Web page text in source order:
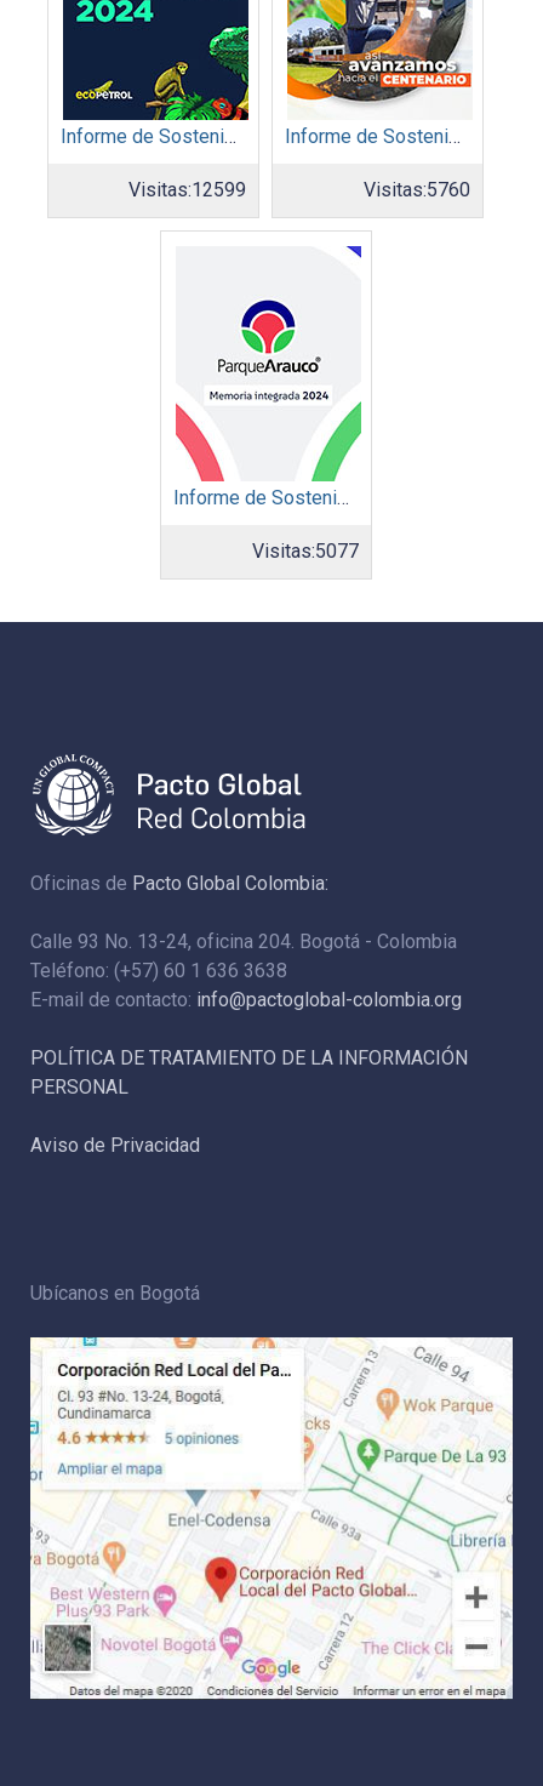
Informe de Sostenibilidad 2024: Ecopetrol S.A.
Visitas:12599
Informe de Sostenibilidad 2024: Acerias Paz del Río S.A.
Visitas:5760
Informe de Sostenibilidad 2024: Parque Arauco
Visitas:5077
Oficinas de Pacto Global Colombia:
Calle 93 No. 13-24, oficina 204. Bogotá - Colombia
Teléfono: (+57) 60 1 636 3638
E-mail de contacto: info@pactoglobal-colombia.org
POLÍTICA DE TRATAMIENTO DE LA INFORMACIÓN
PERSONAL
Aviso de Privacidad
Ubícanos en Bogotá